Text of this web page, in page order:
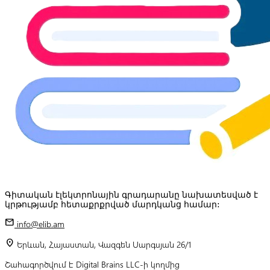
Գիտական էլեկտրոնային գրադարանը նախատեսված է
կրթությամբ հետաքրքրված մարդկանց համար:
mail info@elib.am
location_on Երևան, Հայաստան, Վազգեն Սարգսյան 26/1
Շահագործվում է Digital Brains LLC-ի կողմից